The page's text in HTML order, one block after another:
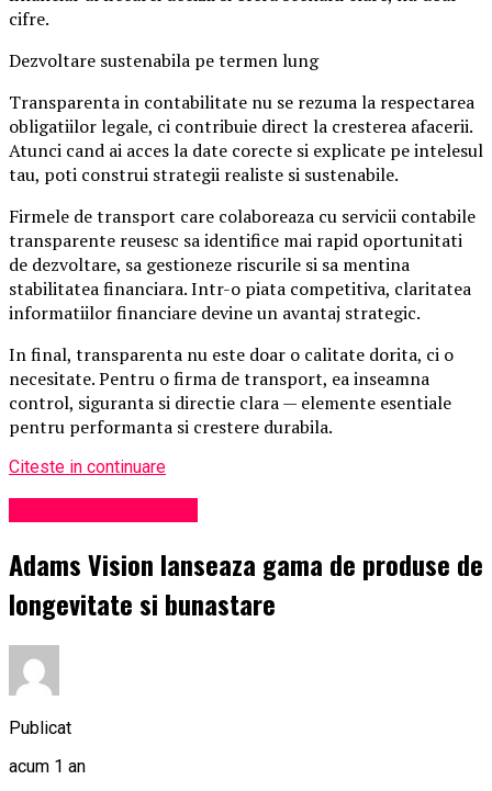
cifre.
Dezvoltare sustenabila pe termen lung
Transparenta in contabilitate nu se rezuma la respectarea
obligatiilor legale, ci contribuie direct la cresterea afacerii.
Atunci cand ai acces la date corecte si explicate pe intelesul
tau, poti construi strategii realiste si sustenabile.
Firmele de transport care colaboreaza cu servicii contabile
transparente reusesc sa identifice mai rapid oportunitati
de dezvoltare, sa gestioneze riscurile si sa mentina
stabilitatea financiara. Intr-o piata competitiva, claritatea
informatiilor financiare devine un avantaj strategic.
In final, transparenta nu este doar o calitate dorita, ci o
necesitate. Pentru o firma de transport, ea inseamna
control, siguranta si directie clara — elemente esentiale
pentru performanta si crestere durabila.
Citeste in continuare
Adams Vision lanseaza gama de produse de
longevitate si bunastare
Publicat
acum 1 an